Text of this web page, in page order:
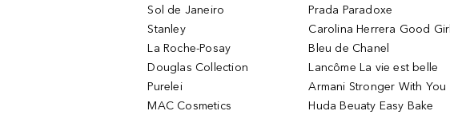
Sol de Janeiro
Stanley
La Roche-Posay
Douglas Collection
Purelei
MAC Cosmetics
Prada Paradoxe
Carolina Herrera Good Girl
Bleu de Chanel
Lancôme La vie est belle
Armani Stronger With You
Huda Beuaty Easy Bake